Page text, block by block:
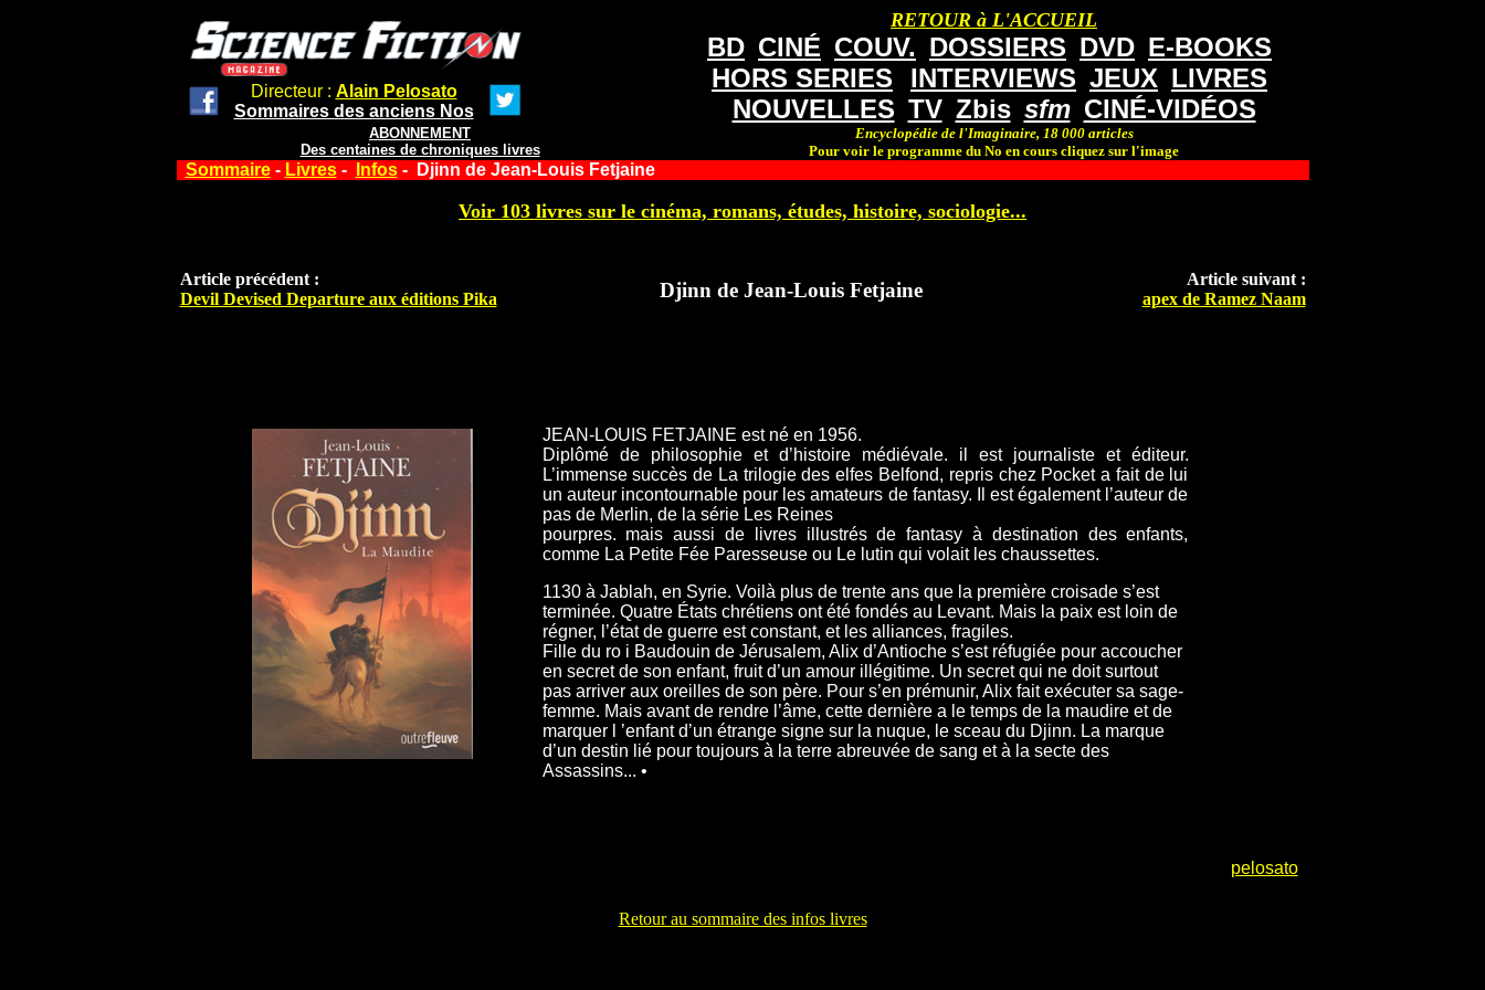
Directeur : Alain Pelosato
Sommaires des anciens Nos
ABONNEMENT
Des centaines de chroniques livres
RETOUR à L'ACCUEIL
BD CINÉ COUV. DOSSIERS DVD E-BOOKS
HORS SERIES
INTERVIEWS JEUX LIVRES
NOUVELLES TV Zbis sfm CINÉ-VIDÉOS
Encyclopédie de l'Imaginaire, 18 000 articles
Pour voir le programme du No en cours cliquez sur l'image
Sommaire- Livres- Infos- Djinn de Jean-Louis Fetjaine
Voir 103 livres sur le cinéma, romans, études, histoire, sociologie...
Article précédent :
Devil Devised Departure aux éditions Pika
Djinn de Jean-Louis Fetjaine
Article suivant :
apex de Ramez Naam
JEAN-LOUIS FETJAINE est né en 1956.
Diplômé de philosophie et d’histoire médiévale. il est journaliste et éditeur.
L’immense succès de La trilogie des elfes Belfond, repris chez Pocket a fait de lui
un auteur incontournable pour les amateurs de fantasy. Il est également l’auteur de
pas de Merlin, de la série Les Reines
pourpres. mais aussi de livres illustrés de fantasy à destination des enfants,
comme La Petite Fée Paresseuse ou Le lutin qui volait les chaussettes.
1130 à Jablah, en Syrie. Voilà plus de trente ans que la première croisade s’est
terminée. Quatre États chrétiens ont été fondés au Levant. Mais la paix est loin de
régner, l’état de guerre est constant, et les alliances, fragiles.
Fille du ro i Baudouin de Jérusalem, Alix d’An­tioche s’est réfugiée pour accoucher
en secret de son enfant, fruit d’un amour illégitime. Un secret qui ne doit surtout
pas arriver aux oreilles de son père. Pour s’en prémunir, Alix fait exécuter sa sage-
femme. Mais avant de rendre l’âme, cette dernière a le temps de la maudire et de
marquer l ’enfant d’un étrange signe sur la nuque, le sceau du Djinn. La marque
d’un destin lié pour toujours à la terre abreuvée de sang et à la secte des
Assassins... •
pelosato
Retour au sommaire des infos livres